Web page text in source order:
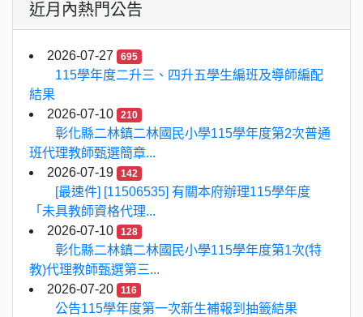
近月內熱門公告
2026-07-27 695
115學年度二升三、四升五學生編班及導師編配
結果
2026-07-10
210
彰化縣二林鎮二林國民小學115學年度第2次普通
班代理教師甄選簡章...
2026-07-19
142
[最速件] [11506535] 有關本府辦理115學年度
「未具教師資格代理...
2026-07-10
128
彰化縣二林鎮二林國民小學115學年度第1次(特
教)代理教師甄選第三...
2026-07-20
116
公告115學年度第一次新生補報到抽籤結果